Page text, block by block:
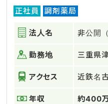
正社員 調剤薬局
法人名 非公開
勤務地 三重県
アクセス 近鉄名
年収 約400